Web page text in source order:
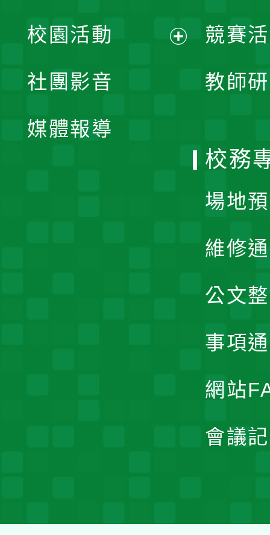
競賽
教師
開
校園活動
社團影音
媒體報導
校務
場地
維修
公文
事項
網站
會議